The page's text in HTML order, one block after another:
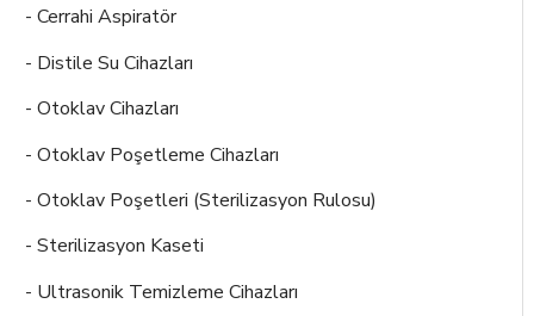
- Cerrahi Aspiratör
- Distile Su Cihazları
- Otoklav Cihazları
- Otoklav Poşetleme Cihazları
- Otoklav Poşetleri (Sterilizasyon Rulosu)
- Sterilizasyon Kaseti
- Ultrasonik Temizleme Cihazları